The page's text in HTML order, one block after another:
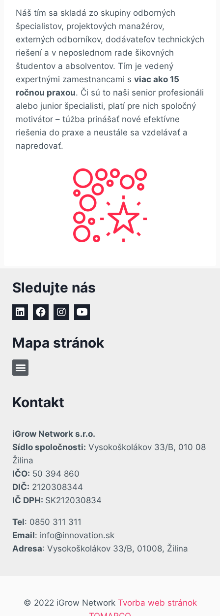
Náš tím sa skladá zo skupiny odborných
špecialistov, projektových manažérov,
externých odborníkov, dodávateľov technických
riešení a v neposlednom rade šikovných
študentov a absolventov. Tím je vedený
expertnými zamestnancami s viac ako 15
ročnou praxou. Či sú to naši senior profesionáli
alebo junior špecialisti, platí pre nich spoločný
motivátor – túžba prinášať nové efektívne
riešenia do praxe a neustále sa vzdelávať a
napredovať.
Sledujte nás
Mapa stránok
Kontakt
iGrow Network s.r.o.
Sídlo spoločnosti: Vysokoškolákov 33/B, 010 08
Žilina
IČO: 50 394 860
DIČ: 2120308344
IČ DPH: SK212030834
Tel: 0850 311 311
Email: info@innovation.sk
Adresa: Vysokoškolákov 33/B, 01008, Žilina
© 2022 iGrow Network Tvorba web stránok